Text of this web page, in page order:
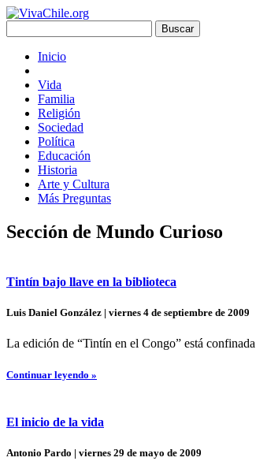
Inicio
Vida
Familia
Religión
Sociedad
Política
Educación
Historia
Arte y Cultura
Más Preguntas
Sección de Mundo Curioso
Tintín bajo llave en la biblioteca
Luis Daniel González | viernes 4 de septiembre de 2009
La edición de “Tintín en el Congo” está
Continuar leyendo »
El inicio de la vida
Antonio Pardo | viernes 29 de mayo de 2009